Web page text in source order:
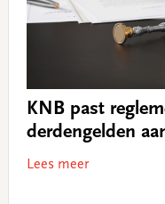
KNB past
derdengelden
Lees meer